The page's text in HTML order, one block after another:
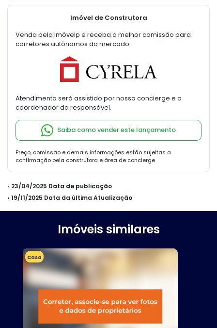
Imóvel de Construtora
Venda pela Imóvelp e receba a melhor comissão para
corretores autônomos do mercado
Atendimento será assistido por nossa concierge e o
coordenador da responsável.
Saiba como vender este lançamento
Preço, comissão e demais informações estão sujeitas a
confirmação pela construtora e área de concierge
• 23/04/2025 Data de publicação
• 19/11/2025 Data da última Atualização
Imóveis similares
Casa